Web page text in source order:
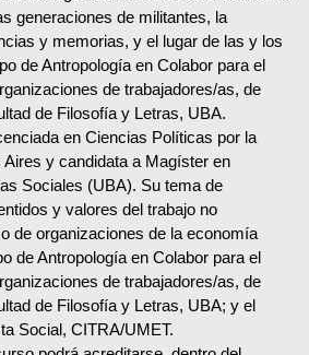
generaciones de militantes, la
y memorias, y el lugar de las y los
de Antropología en Colabor para el
de trabajadores/as, de
de Filosofía y Letras, UBA.
en Ciencias Políticas por la
y candidata a Magíster en
Sociales (UBA). Su tema de
y valores del trabajo no
de organizaciones de la economía
de Antropología en Colabor para el
de trabajadores/as, de
de Filosofía y Letras, UBA; y el
Social, CITRA/UMET.